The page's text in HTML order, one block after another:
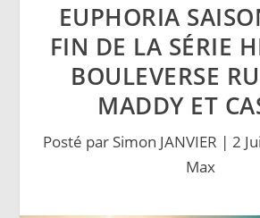
EUPHORIA
FIN DE LA SÉRIE
BOULEVERSE
MADDY ET
Posté par Simon JANVIER | 2
Max